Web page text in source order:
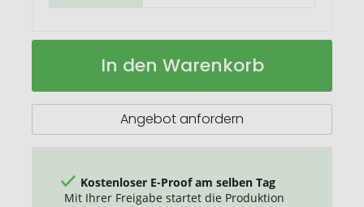
BELO
500ml
Auf
In den Warenkorb
Angebot anfordern
Kostenloser E-Proof am selben Tag
Mit Ihrer Freigabe startet die Produktion